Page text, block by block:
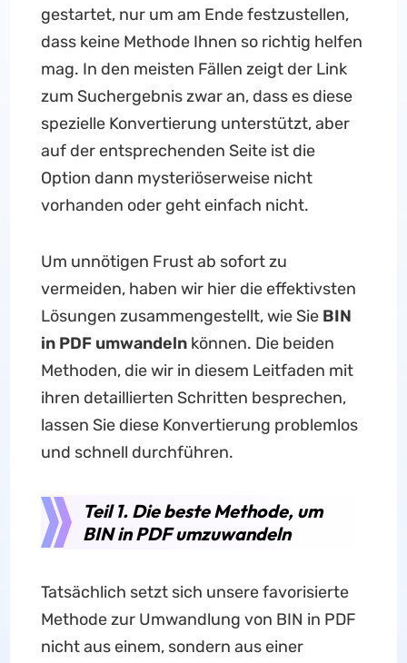
gestartet, nur um am Ende festzustellen,
dass keine Methode Ihnen so richtig helfen
mag. In den meisten Fällen zeigt der Link
zum Suchergebnis zwar an, dass es diese
spezielle Konvertierung unterstützt, aber
auf der entsprechenden Seite ist die
Option dann mysteriöserweise nicht
vorhanden oder geht einfach nicht.
Um unnötigen Frust ab sofort zu
vermeiden, haben wir hier die effektivsten
Lösungen zusammengestellt, wie Sie BIN
in PDF umwandelnkönnen. Die beiden
Methoden, die wir in diesem Leitfaden mit
ihren detaillierten Schritten besprechen,
lassen Sie diese Konvertierung problemlos
und schnell durchführen.
Teil 1. Die beste Methode, um
BIN in PDF umzuwandeln
Tatsächlich setzt sich unsere favorisierte
Methode zur Umwandlung von BIN in PDF
nicht aus einem, sondern aus einer